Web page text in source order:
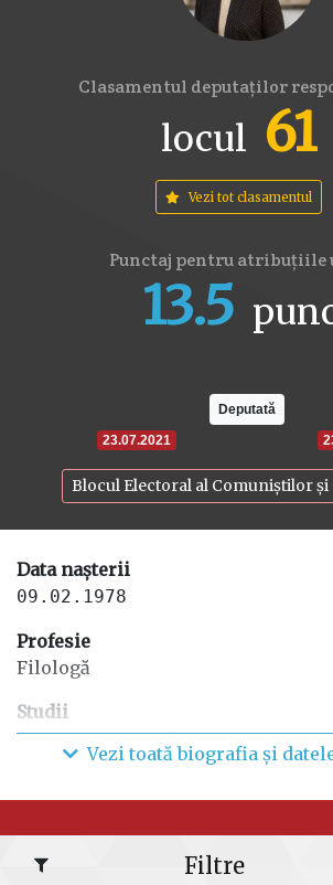
Clasamentul deputaților
locul 61
Vezi tot clasamentul
Punctaj pentru
13.5
23.07.2021
Deputată
Blocul Electoral al Comuniștilor
Data nașterii
09.02.1978
Profesie
Filologă
Studii
1995 - 2000 - Filologie,
Comrat;
2019 – prezent - Deputată,
2016 - 2019 - Deputată,
Vezi toată biografia și
Filtre